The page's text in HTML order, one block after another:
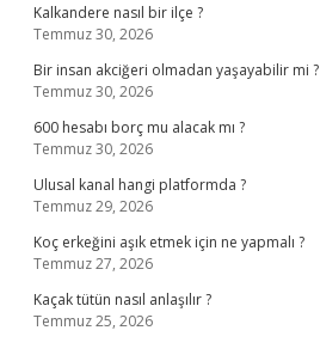
Kalkandere nasıl bir ilçe ?
Temmuz 30, 2026
Bir insan akciğeri olmadan yaşayabilir mi ?
Temmuz 30, 2026
600 hesabı borç mu alacak mı ?
Temmuz 30, 2026
Ulusal kanal hangi platformda ?
Temmuz 29, 2026
Koç erkeğini aşık etmek için ne yapmalı ?
Temmuz 27, 2026
Kaçak tütün nasıl anlaşılır ?
Temmuz 25, 2026